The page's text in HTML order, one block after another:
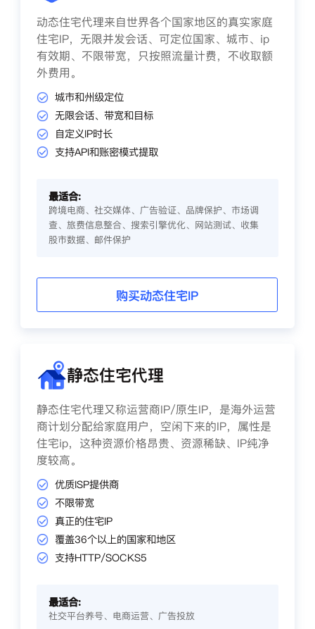
动态住宅代理来自世界各个国家地区的真实家庭
住宅IP，无限并发会话、可定位国家、城市、ip
有效期、不限带宽，只按照流量计费，不收取额
外费用。
城市和州级定位
无限会话、带宽和目标
自定义IP时长
支持API和账密模式提取
最适合:
跨境电商、社交媒体、广告验证、品牌保护、市场调
查、旅费信息整合、搜索引擎优化、网站测试、收集
股市数据、邮件保护
购买动态住宅IP
静态住宅代理
静态住宅代理又称运营商IP/原生IP，是海外运营
商计划分配给家庭用户，空闲下来的IP，属性是
住宅ip，这种资源价格昂贵、资源稀缺、IP纯净
度较高。
优质ISP提供商
不限带宽
真正的住宅IP
覆盖36个以上的国家和地区
支持HTTP/SOCKS5
最适合:
社交平台养号、电商运营、广告投放